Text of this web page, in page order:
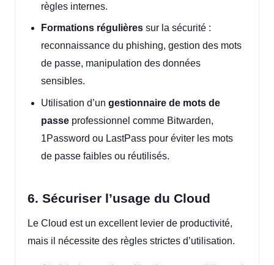
règles internes.
Formations régulières sur la sécurité :
reconnaissance du phishing, gestion des mots
de passe, manipulation des données
sensibles.
Utilisation d’ungestionnaire de mots de
passe professionnel comme Bitwarden,
1Password ou LastPass pour éviter les mots
de passe faibles ou réutilisés.
6. Sécuriser l’usage du Cloud
Le Cloud est un excellent levier de productivité,
mais il nécessite des règles strictes d’utilisation.